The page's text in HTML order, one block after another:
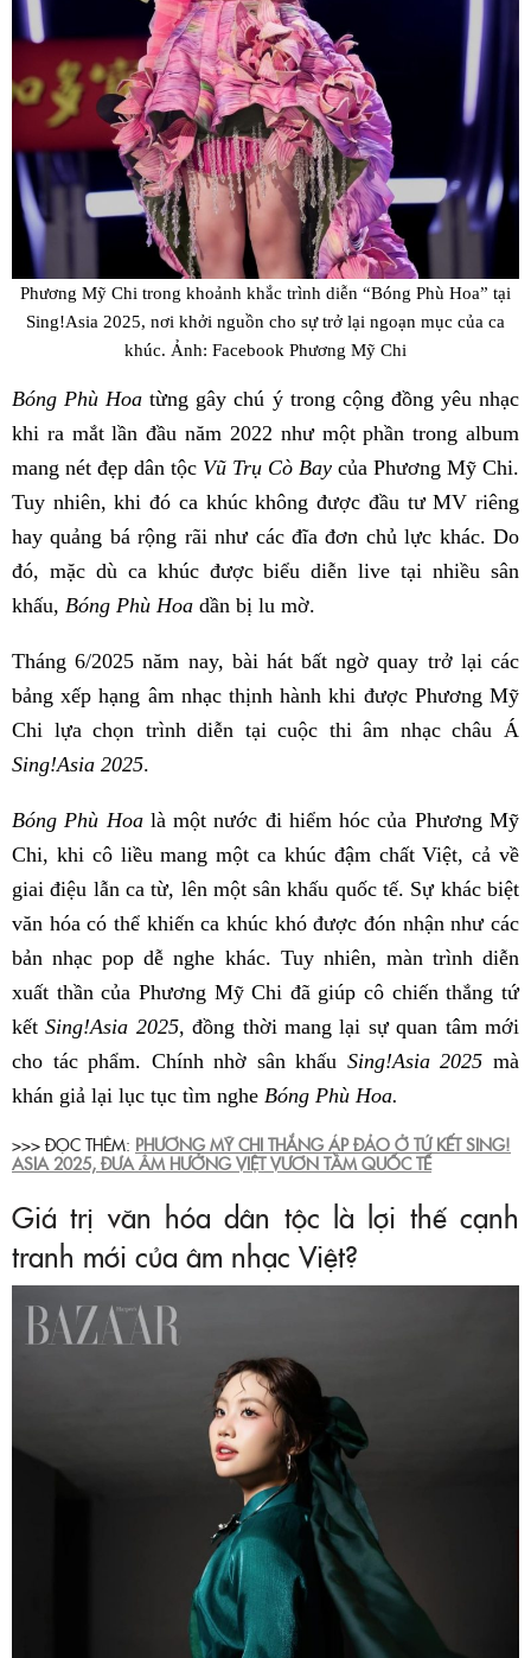
Phương Mỹ Chi trong khoảnh khắc trình diễn “Bóng Phù Hoa” tại
Sing!Asia 2025, nơi khởi nguồn cho sự trở lại ngoạn mục của ca
khúc. Ảnh: Facebook Phương Mỹ Chi
Bóng Phù Hoa từng gây chú ý trong cộng đồng yêu nhạc
khi ra mắt lần đầu năm 2022 như một phần trong album
mang nét đẹp dân tộc Vũ Trụ Cò Bay của Phương Mỹ Chi.
Tuy nhiên, khi đó ca khúc không được đầu tư MV riêng
hay quảng bá rộng rãi như các đĩa đơn chủ lực khác. Do
đó, mặc dù ca khúc được biểu diễn live tại nhiều sân
khấu, Bóng Phù Hoa dần bị lu mờ.
Tháng 6/2025 năm nay, bài hát bất ngờ quay trở lại các
bảng xếp hạng âm nhạc thịnh hành khi được Phương Mỹ
Chi lựa chọn trình diễn tại cuộc thi âm nhạc châu Á
Sing!Asia 2025.
Bóng Phù Hoalà một nước đi hiểm hóc của Phương Mỹ
Chi, khi cô liều mang một ca khúc đậm chất Việt, cả về
giai điệu lẫn ca từ, lên một sân khấu quốc tế. Sự khác biệt
văn hóa có thể khiến ca khúc khó được đón nhận như các
bản nhạc pop dễ nghe khác. Tuy nhiên, màn trình diễn
xuất thần của Phương Mỹ Chi đã giúp cô chiến thắng tứ
kếtSing!Asia 2025, đồng thời mang lại sự quan tâm mới
cho tác phẩm. Chính nhờ sân khấu Sing!Asia 2025 mà
khán giả lại lục tục tìm nghe Bóng Phù Hoa.
>>> ĐỌC THÊM: PHƯƠNG MỸ CHI THẮNG ÁP ĐẢO Ở TỨ KẾT SING!
ASIA 2025, ĐƯA ÂM HƯỞNG VIỆT VƯƠN TẦM QUỐC TẾ
Giá trị văn hóa dân tộc là lợi thế cạnh
tranh mới của âm nhạc Việt?